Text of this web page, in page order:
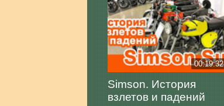
00:19:32
Simson. История
взлетов и падений